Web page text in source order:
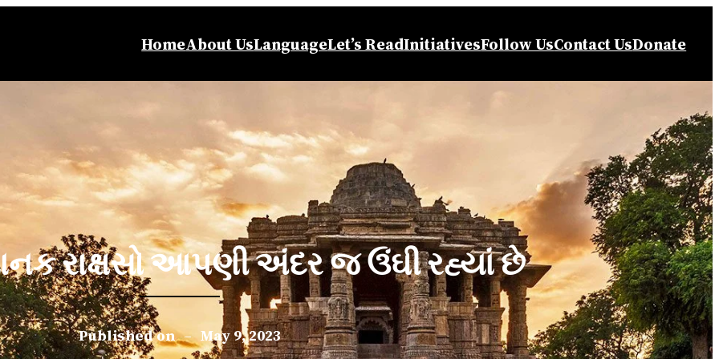
HomeAbout UsLanguageLet’s ReadInitiativesFollow UsContact UsDonate
રાક્ષસો આપણી અંદર જ ઉંઘી રહ્યાં છે
Published on – May 9, 2023